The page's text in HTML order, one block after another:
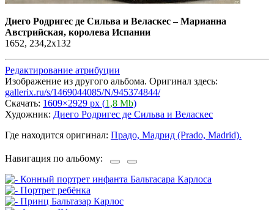
Диего Родригес де Сильва и Веласкес–Марианна
Австрийская, королева Испании
1652, 234,2x132
Редактирование атрибуции
Изображение из другого альбома. Оригинал здесь:
gallerix.ru/s/1469044085/N/945374844/
Скачать: 1609×2929 px (1,8 Mb)
Художник: Диего Родригес де Сильва и Веласкес
Где находится оригинал: Прадо, Мадрид (Prado, Madrid).
Навигация по альбому: